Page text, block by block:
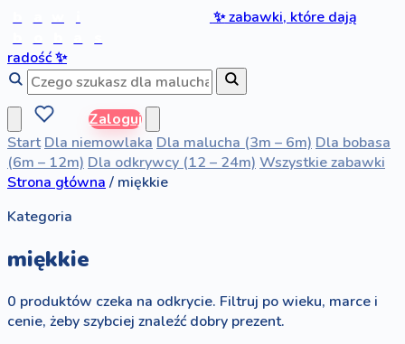
✨zabawki, które dają
radość✨
Zaloguj
Start Dla niemowlaka Dla malucha (3m – 6m) Dla bobasa
(6m – 12m) Dla odkrywcy (12 – 24m) Wszystkie zabawki
Strona główna / miękkie
Kategoria
miękkie
0 produktów czeka na odkrycie. Filtruj po wieku, marce i
cenie, żeby szybciej znaleźć dobry prezent.